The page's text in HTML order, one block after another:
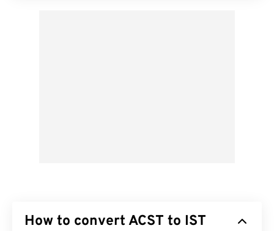
How to convert ACST to IST